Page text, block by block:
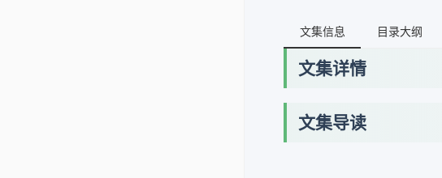
文集信息 目录大纲
文集详情
文集导读